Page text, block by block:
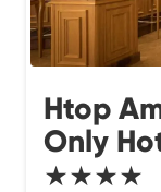
Htop
Only
★★★★